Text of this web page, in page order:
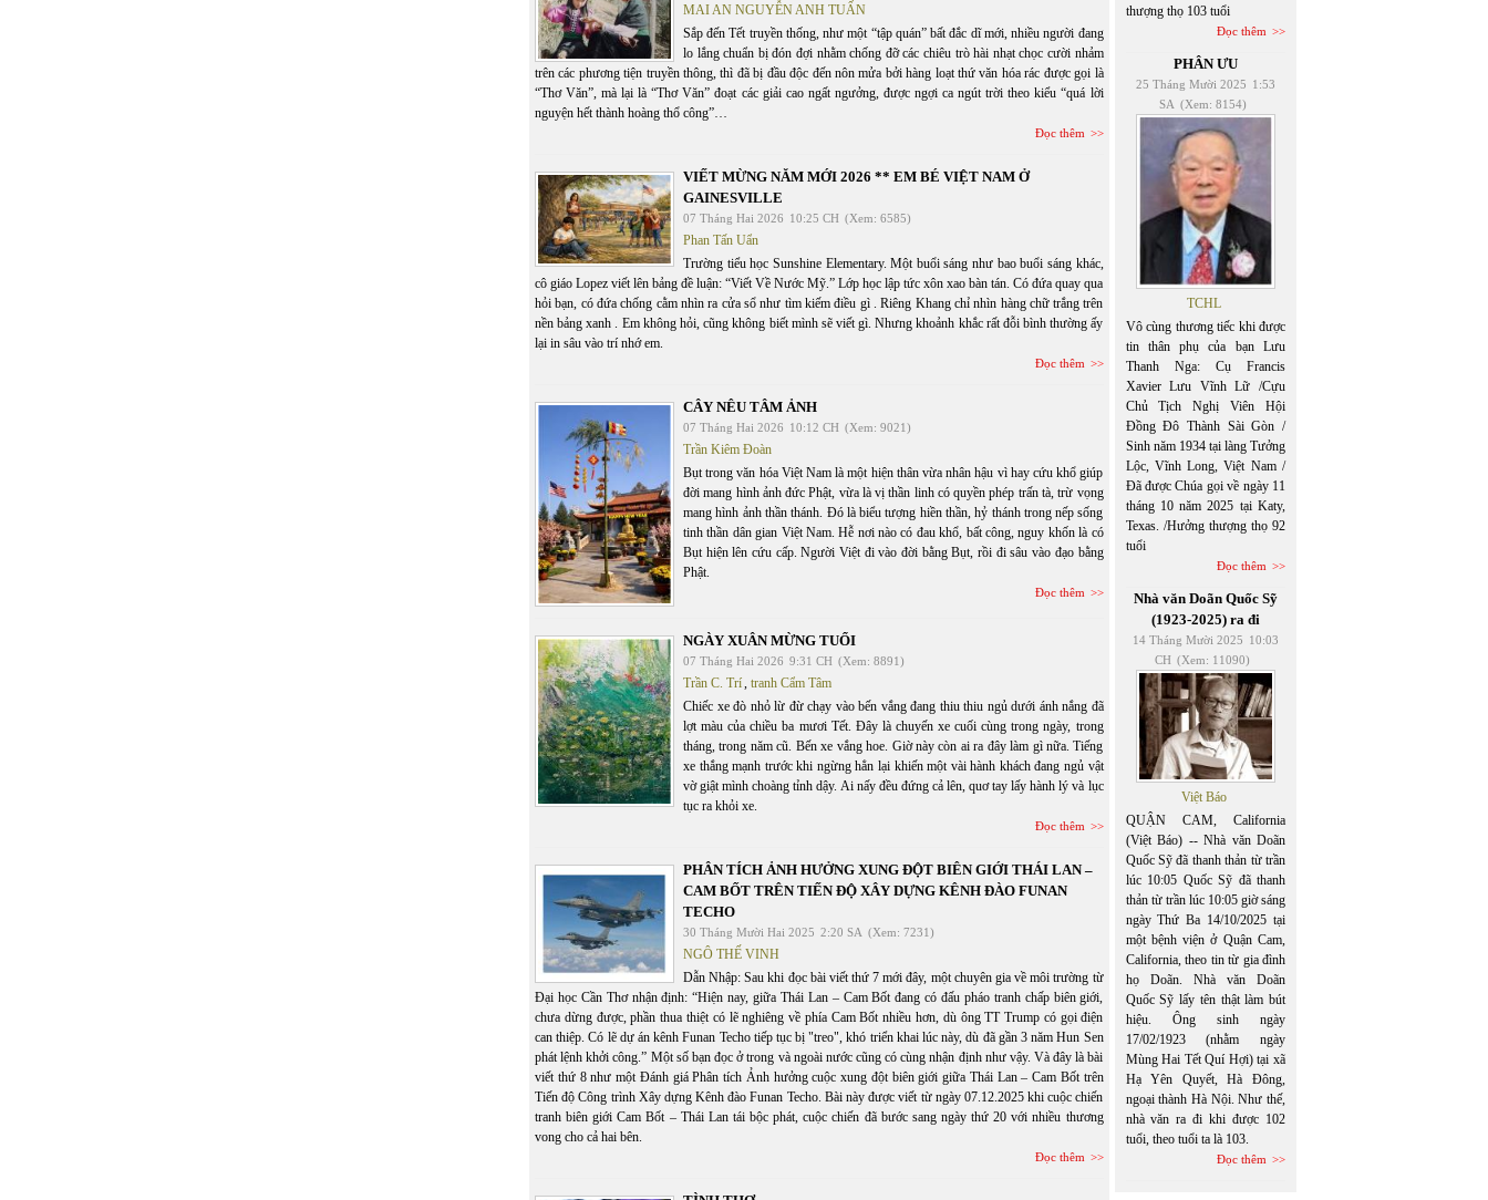
MAI AN NGUYỄN ANH TUẤN
Sắp đến Tết truyền thống, như một “tập quán” bất đắc dĩ mới, nhiều người đang
lo lắng chuẩn bị đón đợi nhằm chống đỡ các chiêu trò hài nhạt chọc cười nhảm
trên các phương tiện truyền thông, thì đã bị đầu độc đến nôn mửa bởi hàng loạt thứ văn hóa rác được gọi là
“Thơ Văn”, mà lại là “Thơ Văn” đoạt các giải cao ngất ngưởng, được ngợi ca ngút trời theo kiểu “quá lời
nguyện hết thành hoàng thổ công”…
Đọc thêm
VIẾT MỪNG NĂM MỚI 2026 ** EM BÉ VIỆT NAM Ở
GAINESVILLE
07 Tháng Hai 2026 10:25 CH (Xem: 6585)
Phan Tấn Uẩn
Trường tiểu học Sunshine Elementary. Một buổi sáng như bao buổi sáng khác,
cô giáo Lopez viết lên bảng đề luận: “Viết Về Nước Mỹ.” Lớp học lập tức xôn xao bàn tán. Có đứa quay qua
hỏi bạn, có đứa chống cằm nhìn ra cửa sổ như tìm kiếm điều gì . Riêng Khang chỉ nhìn hàng chữ trắng trên
nền bảng xanh . Em không hỏi, cũng không biết mình sẽ viết gì. Nhưng khoảnh khắc rất đỗi bình thường ấy
lại in sâu vào trí nhớ em.
Đọc thêm
CÂY NÊU TÂM ẢNH
07 Tháng Hai 2026 10:12 CH (Xem: 9021)
Trần Kiêm Đoàn
Bụt trong văn hóa Việt Nam là một hiện thân vừa nhân hậu vì hay cứu khổ giúp
đời mang hình ảnh đức Phật, vừa là vị thần linh có quyền phép trấn tà, trừ vọng
mang hình ảnh thần thánh. Đó là biểu tượng hiền thần, hỷ thánh trong nếp sống
tinh thần dân gian Việt Nam. Hễ nơi nào có đau khổ, bất công, nguy khốn là có
Bụt hiện lên cứu cấp. Người Việt đi vào đời bằng Bụt, rồi đi sâu vào đạo bằng
Phật.
Đọc thêm
NGÀY XUÂN MỪNG TUỔI
07 Tháng Hai 2026 9:31 CH (Xem: 8891)
Trần C. Trí tranh Cẩm Tâm
Chiếc xe đò nhỏ lừ đừ chạy vào bến vắng đang thiu thiu ngủ dưới ánh nắng đã
lợt màu của chiều ba mươi Tết. Đây là chuyến xe cuối cùng trong ngày, trong
tháng, trong năm cũ. Bến xe vắng hoe. Giờ này còn ai ra đây làm gì nữa. Tiếng
xe thắng mạnh trước khi ngừng hẳn lại khiến một vài hành khách đang ngủ vật
vờ giật mình choàng tỉnh dậy. Ai nấy đều đứng cả lên, quơ tay lấy hành lý và lục
tục ra khỏi xe.
Đọc thêm
PHÂN TÍCH ẢNH HƯỞNG XUNG ĐỘT BIÊN GIỚI THÁI LAN –
CAM BỐT TRÊN TIẾN ĐỘ XÂY DỰNG KÊNH ĐÀO FUNAN
TECHO
30 Tháng Mười Hai 2025 2:20 SA (Xem: 7231)
NGÔ THẾ VINH
Dẫn Nhập: Sau khi đọc bài viết thứ 7 mới đây, một chuyên gia về môi trường từ
Đại học Cần Thơ nhận định: “Hiện nay, giữa Thái Lan – Cam Bốt đang có đấu pháo tranh chấp biên giới,
chưa dừng được, phần thua thiệt có lẽ nghiêng về phía Cam Bốt nhiều hơn, dù ông TT Trump có gọi điện
can thiệp. Có lẽ dự án kênh Funan Techo tiếp tục bị "treo", khó triển khai lúc này, dù đã gần 3 năm Hun Sen
phát lệnh khởi công.” Một số bạn đọc ở trong và ngoài nước cũng có cùng nhận định như vậy. Và đây là bài
viết thứ 8 như một Đánh giá Phân tích Ảnh hưởng cuộc xung đột biên giới giữa Thái Lan – Cam Bốt trên
Tiến độ Công trình Xây dựng Kênh đào Funan Techo. Bài này được viết từ ngày 07.12.2025 khi cuộc chiến
tranh biên giới Cam Bốt – Thái Lan tái bộc phát, cuộc chiến đã bước sang ngày thứ 20 với nhiều thương
vong cho cả hai bên.
Đọc thêm
thượng thọ 103 tuổi
Đọc thêm
PHÂN ƯU
25 Tháng Mười 2025 1:53
SA (Xem: 8154)
TCHL
Vô cùng thương tiếc khi được
tin thân phụ của bạn Lưu
Thanh Nga: Cụ Francis
Xavier Lưu Vĩnh Lữ /Cựu
Chủ Tịch Nghị Viên Hội
Đồng Đô Thành Sài Gòn /
Sinh năm 1934 tại làng Tưởng
Lộc, Vĩnh Long, Việt Nam /
Đã được Chúa gọi về ngày 11
tháng 10 năm 2025 tại Katy,
Texas. /Hưởng thượng thọ 92
tuổi
Đọc thêm
Nhà văn Doãn Quốc Sỹ
(1923-2025) ra đi
14 Tháng Mười 2025 10:03
CH (Xem: 11090)
Việt Báo
QUẬN CAM, California
(Việt Báo) -- Nhà văn Doãn
Quốc Sỹ đã thanh thản từ trần
lúc 10:05 Quốc Sỹ đã thanh
thản từ trần lúc 10:05 giờ sáng
ngày Thứ Ba 14/10/2025 tại
một bệnh viện ở Quận Cam,
California, theo tin từ gia đình
họ Doãn. Nhà văn Doãn
Quốc Sỹ lấy tên thật làm bút
hiệu. Ông sinh ngày
17/02/1923 (nhằm ngày
Mùng Hai Tết Quí Hợi) tại xã
Hạ Yên Quyết, Hà Đông,
ngoại thành Hà Nội. Như thế,
nhà văn ra đi khi được 102
tuổi, theo tuổi ta là 103.
Đọc thêm